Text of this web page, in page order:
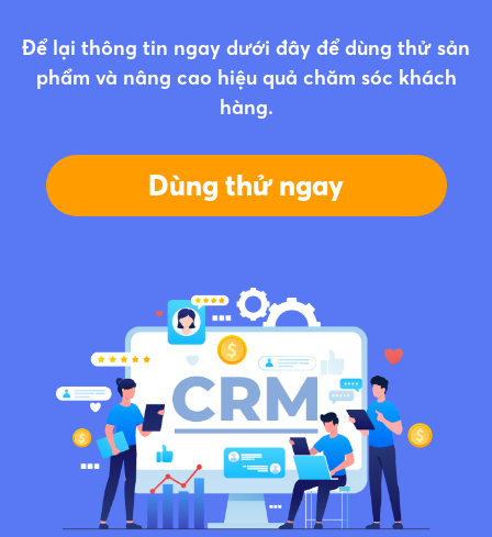
Để lại thông tin ngay dưới đây để dùng thử sản
phẩm và nâng cao hiệu quả chăm sóc khách
hàng.
Dùng thử ngay